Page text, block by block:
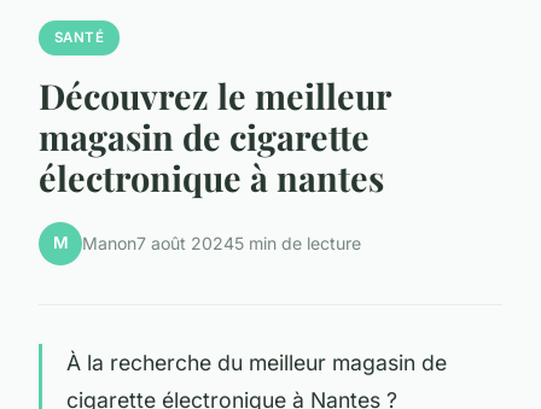
SANTÉ
Découvrez le meilleur
magasin de cigarette
électronique à nantes
M Manon7 août 20245 min de lecture
À la recherche du meilleur magasin de
cigarette électronique à Nantes ?